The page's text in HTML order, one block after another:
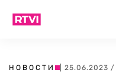
НОВОСТИ | 25.06.2023 /